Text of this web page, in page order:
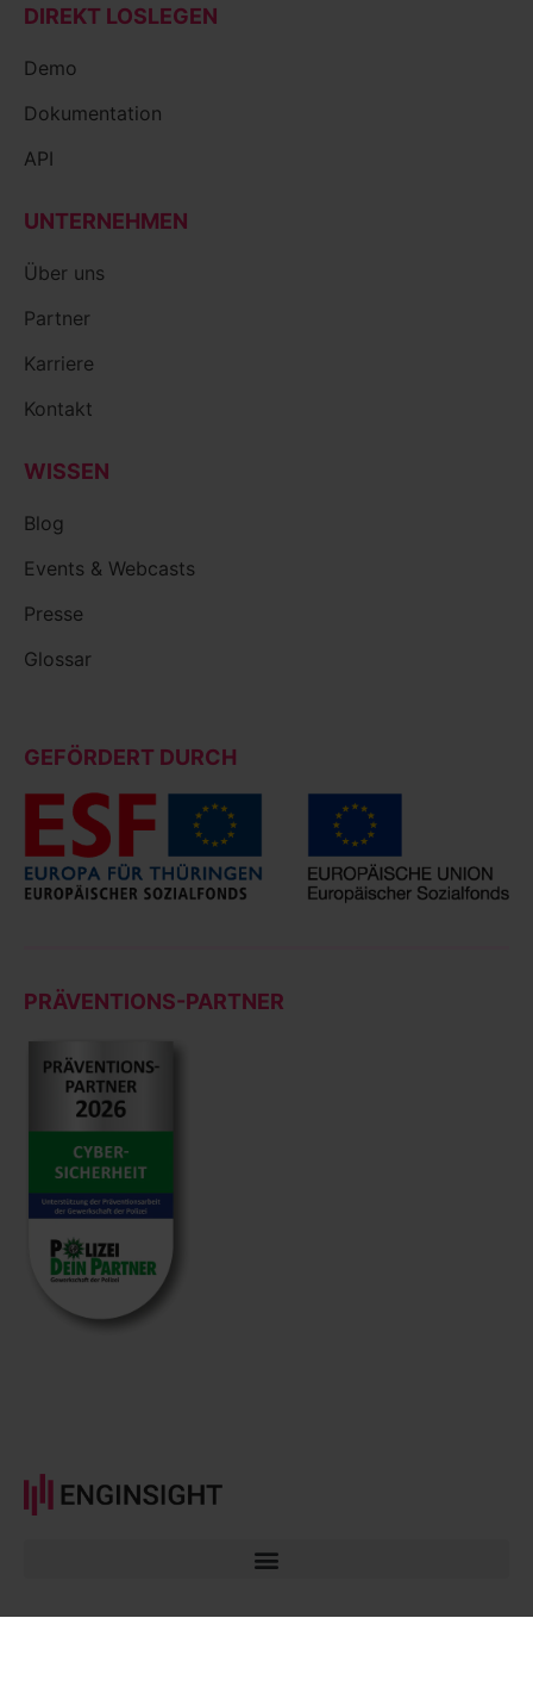
DIREKT LOSLEGEN
Demo
Dokumentation
API
UNTERNEHMEN
Über uns
Partner
Karriere
Kontakt
WISSEN
Blog
Events & Webcasts
Presse
Glossar
GEFÖRDERT DURCH
PRÄVENTIONS-PARTNER